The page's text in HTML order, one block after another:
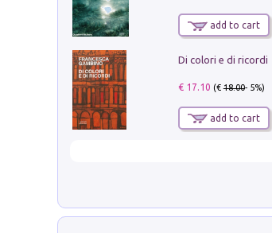
add to cart
Di colori e di ricordi
€ 17.10 (€18.00- 5%)
add to cart